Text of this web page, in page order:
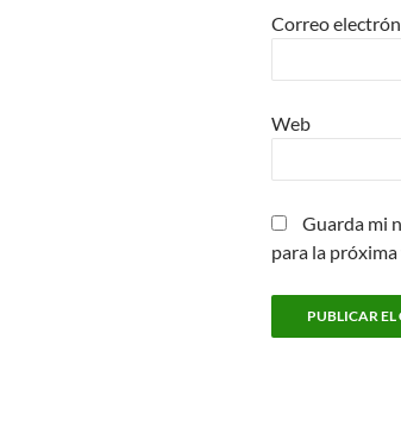
Correo
Web
Guarda mi
para la